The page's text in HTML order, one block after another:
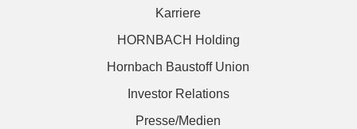
Karriere
HORNBACH Holding
Hornbach Baustoff Union
Investor Relations
Presse/Medien